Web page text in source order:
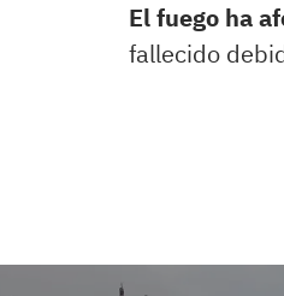
El fuego ha
fallecido